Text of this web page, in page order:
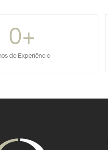
0+
de Experiência